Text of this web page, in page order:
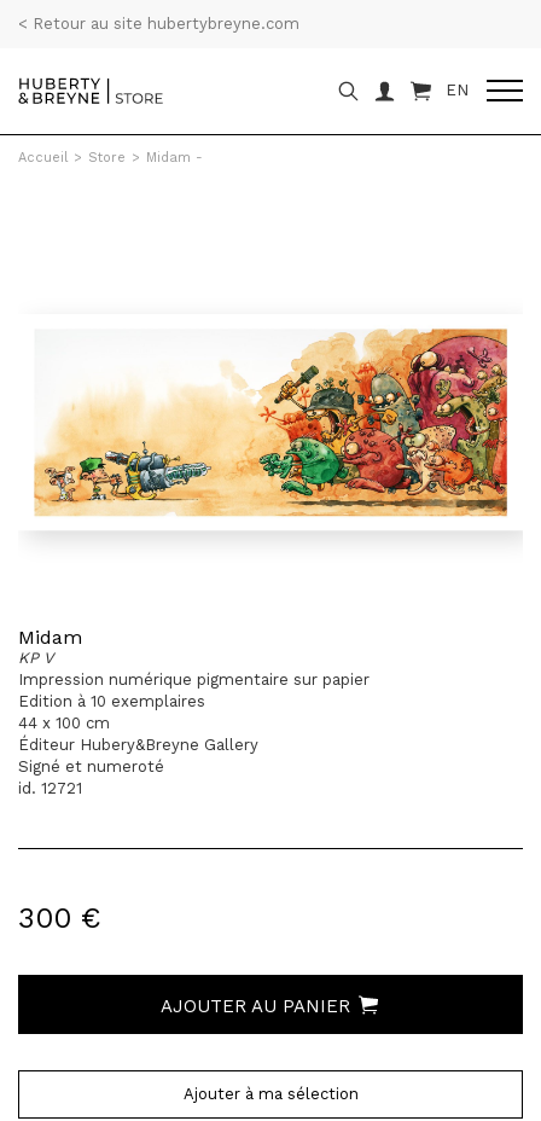
< Retour au site hubertybreyne.com
EN
Accueil > Store > Midam -
Midam
KP V
Impression numérique pigmentaire sur papier
Edition à 10 exemplaires
44 x 100 cm
Éditeur Hubery&Breyne Gallery
Signé et numeroté
id. 12721
300 €
AJOUTER AU PANIER
Ajouter à ma sélection